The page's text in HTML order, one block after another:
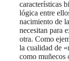
características
lógica entre
nacimiento de
necesitan para
otra. Como
la cualidad de
como muñecos